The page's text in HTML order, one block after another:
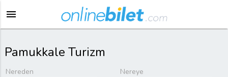
menu
Pamukkale Turizm
Nereden
Nereye